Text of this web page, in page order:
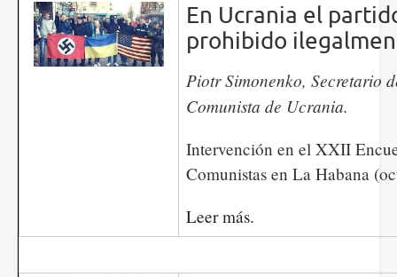
En Ucrania el
prohibido
​​​​​​Piotr Simonenko, Secretario
Comunista de Ucrania.
Intervención en el XXII
Comunistas en La Habana
Leer más.